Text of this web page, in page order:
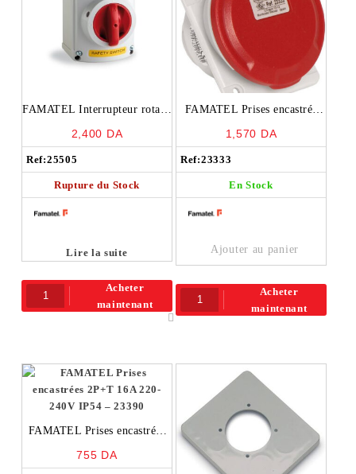
FAMATEL Interrupteur rotatif
2,400 DA
Ref:25505
Rupture du Stock
Lire la suite
Acheter
maintenant
FAMATEL Prises encastrée
1,570 DA
Ref:23333
En Stock
Ajouter au panier
Acheter
maintenant
FAMATEL Prises encastrées
755 DA